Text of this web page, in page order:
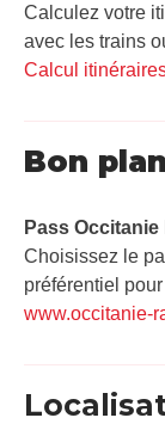
Calculez votre
avec les trains
Calcul
Bon plan
Pass Occitanie
Choisissez le
préférentiel
www.occitanie-